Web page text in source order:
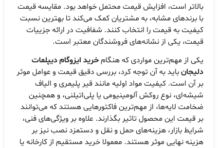
بالاتر است، افزایش قیمت محتمل خواهد بود. مقایسه قیمت
با برندهای مشابه، به مشتریان کمک می‌کند تا بهترین نسبت
کیفیت به قیمت را انتخاب کنند. شفافیت در ارائه جزییات
قیمت، یکی از نشانه‌های فروشندگان معتبر است.
یکی از مهم‌ترین مواردی که هنگامخرید ایزوگام دیپلمات
دلیجانباید به آن توجه کرد، بررسی دقیق قیمت و عوامل موثر
بر آن است. کیفیت مواد اولیه مانند قیر پلیمری و الیاف
شیشه‌ای، نوع روکش آلومینیومی یا پلی‌اتیلنی، و همچنین
ضخامت لایه‌ها، از مهم‌ترین فاکتورهایی هستند که می‌توانند
بر قیمت این محصول تاثیر بگذارند. علاوه بر ویژگی‌های فنی،
شرایط بازار، هزینه‌های حمل و نقل و دستمزد نصب نیز بر
هزینه نهایی موثر هستند. معمولا خرید مستقیم از کارخانه یا